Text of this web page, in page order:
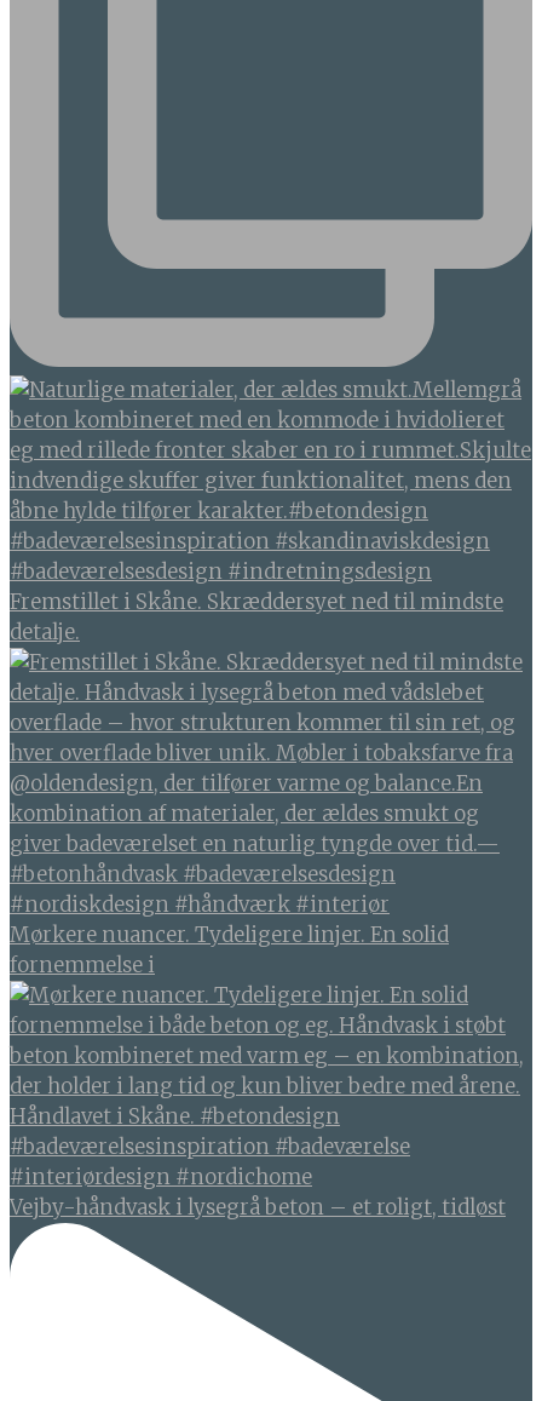
Fremstillet i Skåne. Skræddersyet ned til mindste
detalje.
Mørkere nuancer. Tydeligere linjer. En solid
fornemmelse i
Vejby-håndvask i lysegrå beton – et roligt, tidløst